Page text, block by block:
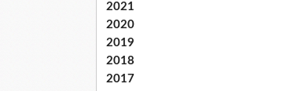
2021
2020
2019
2018
2017